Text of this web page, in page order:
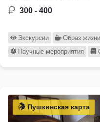
300 - 400
Экскурсии Образ жизни
Научные мероприятия
Пушкинская карта